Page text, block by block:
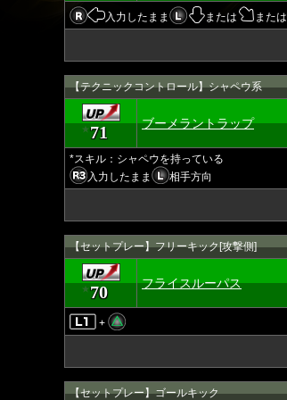
入力したまま または または
【テクニックコントロール】シャペウ系
★71 ブーメラントラップ
*スキル：シャペウを持っている
入力したまま
相手方向
【セットプレー】フリーキック[攻撃側]
★70 フライスルーパス
+
【セットプレー】ゴールキック